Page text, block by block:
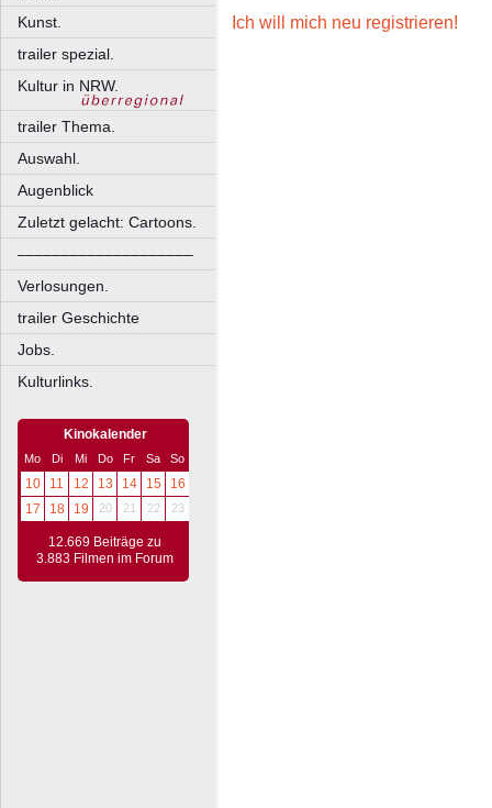
Kunst.
trailer spezial.
Kultur in NRW.
trailer Thema.
Auswahl.
Augenblick
Zuletzt gelacht: Cartoons.
––––––––––––––––––––
Verlosungen.
trailer Geschichte
Jobs.
Kulturlinks.
Kinokalender
Mo Di Mi Do Fr Sa So
10 11 12 13 14 15
16
17
18 19 20 21 22 23
12.669 Beiträge zu
3.883 Filmen im Forum
Ich will mich neu registrieren!